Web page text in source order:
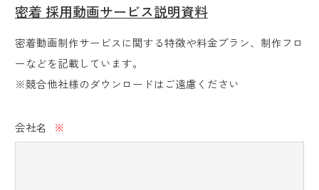
密着 採用動画サービス説明資料
密着動画制作サービスに関する特徴や料金プラン、制作フロ
ーなどを記載しています。
※競合他社様のダウンロードはご遠慮ください
会社名 ※